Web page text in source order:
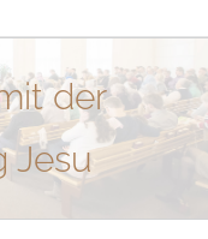
der
Jesu